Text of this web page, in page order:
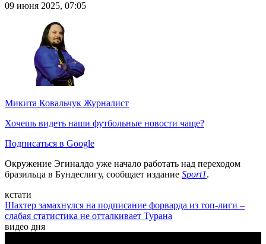
09 июня 2025, 07:05
Микита Ковальчук Журналист
Хочешь видеть наши футбольные новости чаще?
Подписаться в Google
Окружение Эгиналдо уже начало работать над переходом
бразильца в Бундеслигу, сообщает издание Sport1.
кстати
Шахтер замахнулся на подписание форварда из топ-лиги –
слабая статистика не отталкивает Турана
видео дня